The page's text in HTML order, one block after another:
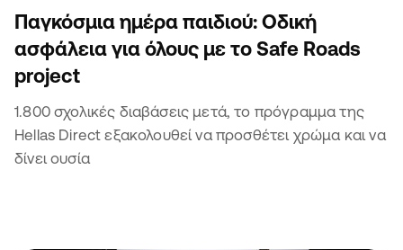
Παγκόσμια ημέρα παιδιού: Οδική
ασφάλεια για όλους με το Safe Roads
project
1.800 σχολικές διαβάσεις μετά, το πρόγραμμα της
Hellas Direct εξακολουθεί να προσθέτει χρώμα και να
δίνει ουσία